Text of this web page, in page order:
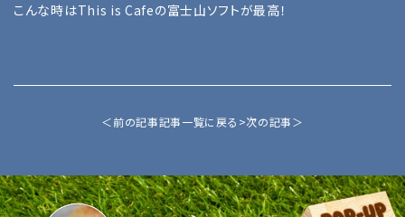
こんな時はThis is Cafeの富士山ソフトが最高！
＜前の記事記事一覧に戻る>次の記事＞